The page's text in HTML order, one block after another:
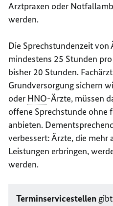
Arztpraxen oder
werden.
Die Sprechstundenzeit von
mindestens 25 Stunden
bisher 20 Stunden.
Grundversorgung sichern
oder HNO-Ärzte, müssen
offene Sprechstunde ohne
anbieten.
verbessert: Ärzte, die mehr
Leistungen erbringen,
werden.
Terminservicestellen